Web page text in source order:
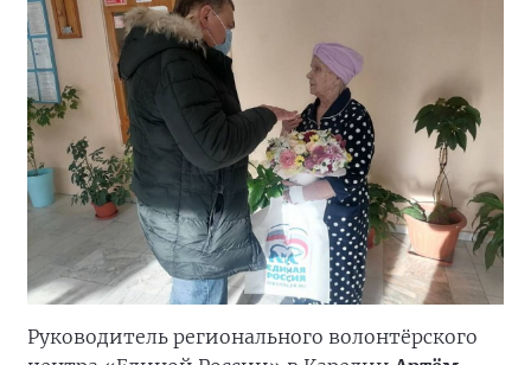
Руководитель регионального волонтёрского